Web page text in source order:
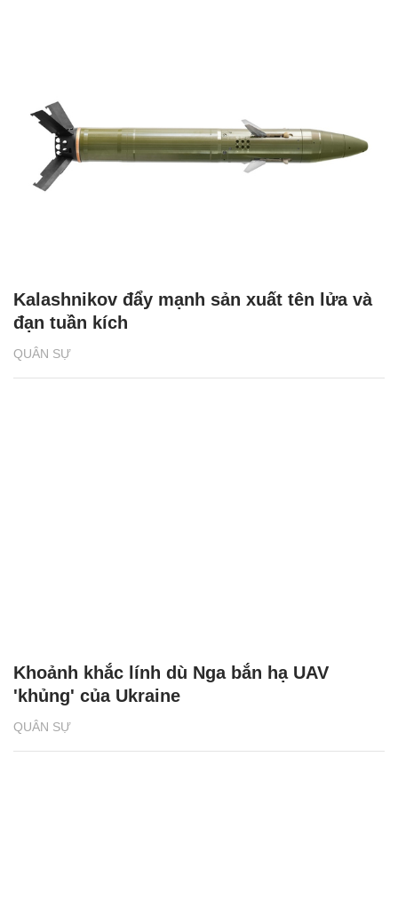
QUÂN SỰ
Kalashnikov đẩy mạnh sản xuất tên lửa và
đạn tuần kích
QUÂN SỰ
Khoảnh khắc lính dù Nga bắn hạ UAV
'khủng' của Ukraine